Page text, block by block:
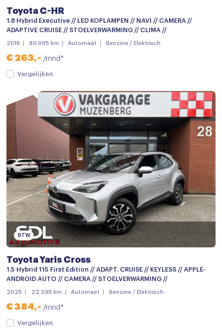
Bluetooth telefoonvoorbereiding
Bluetooth telefoonvoorbereiding
MP3 aansluiting
Navigatie
Navigatiesysteem
Navigatiesysteem full map
Navigatie voorbereiding
Stuurwiel multifunctioneel
12Volt aansluiting
Achterbank in delen neerklapbaar
Airco
Armsteun
Armsteun achter
Armsteun voor
Bagage-afdekhoes
Bestuurdersstoel in hoogte verstelbaar
Toyota C-HR
1.8 Hybrid Executive // LED KOPLAMPEN // NAVI // CAMERA //
ADAPTIVE CRUISE // STOELVERWARMING // CLIMA //
2018 89.995 km Automaat Benzine / Elektrisch
€ 263,- /mnd*
Vergelijken
BTW
Toyota Yaris Cross
1.5 Hybrid 115 First Edition // ADAPT. CRUISE // KEYLESS // APPLE-
ANDROID AUTO // CAMERA // STOELVERWARMING //
2025 22.295 km Automaat Benzine / Elektrisch
€ 384,- /mnd*
Vergelijken